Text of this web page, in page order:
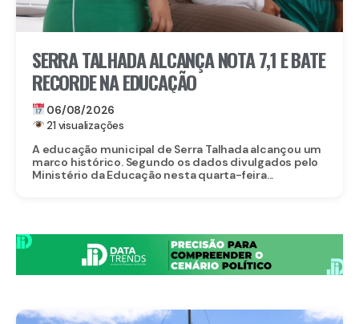
SERRA TALHADA ALCANÇA NOTA 7,1 E BATE
RECORDE NA EDUCAÇÃO
06/08/2026
21 visualizações
A educação municipal de Serra Talhada alcançou um
marco histórico. Segundo os dados divulgados pelo
Ministério da Educação nesta quarta-feira...